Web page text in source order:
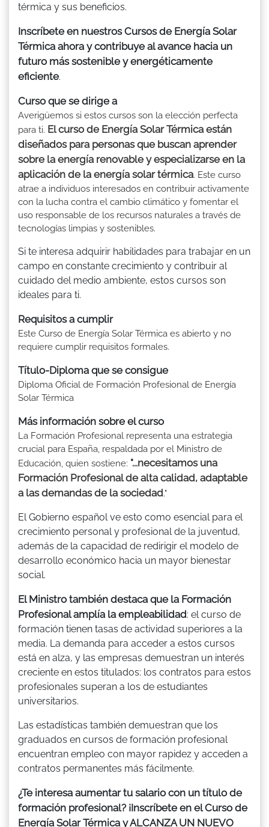
térmica y sus beneficios.
Inscríbete en nuestros Cursos de Energía Solar
Térmica ahora y contribuye al avance hacia un
futuro más sostenible y energéticamente
eficiente.
Curso que se dirige a
Averigüemos si estos cursos son la elección perfecta
para ti. El curso de Energía Solar Térmica están
diseñados para personas que buscan aprender
sobre la energía renovable y especializarse en la
aplicación de la energía solar térmica. Este curso
atrae a individuos interesados en contribuir activamente
con la lucha contra el cambio climático y fomentar el
uso responsable de los recursos naturales a través de
tecnologías limpias y sostenibles.
Si te interesa adquirir habilidades para trabajar en un
campo en constante crecimiento y contribuir al
cuidado del medio ambiente, estos cursos son
ideales para ti.
Requisitos a cumplir
Este Curso de Energía Solar Térmica es abierto y no
requiere cumplir requisitos formales.
Título-Diploma que se consigue
Diploma Oficial de Formación Profesional de Energía
Solar Térmica
Más información sobre el curso
La Formación Profesional representa una estrategia
crucial para España, respaldada por el Ministro de
Educación, quien sostiene: "...necesitamos una
Formación Profesional de alta calidad, adaptable
a las demandas de la sociedad."
El Gobierno español ve esto como esencial para el
crecimiento personal y profesional de la juventud,
además de la capacidad de redirigir el modelo de
desarrollo económico hacia un mayor bienestar
social.
El Ministro también destaca que la Formación
Profesional amplía la empleabilidad: el curso de
formación tienen tasas de actividad superiores a la
media. La demanda para acceder a estos cursos
está en alza, y las empresas demuestran un interés
creciente en estos titulados: los contratos para estos
profesionales superan a los de estudiantes
universitarios.
Las estadísticas también demuestran que los
graduados en cursos de formación profesional
encuentran empleo con mayor rapidez y acceden a
contratos permanentes más fácilmente.
¿Te interesa aumentar tu salario con un título de
formación profesional? ¡Inscríbete en el Curso de
Energía Solar Térmica y ALCANZA UN NUEVO